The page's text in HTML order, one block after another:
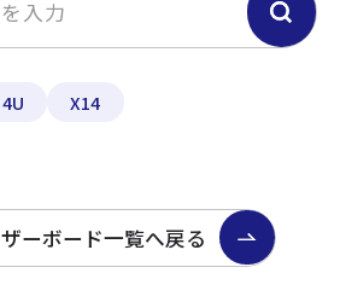
4U X14
ーボード一覧へ戻る